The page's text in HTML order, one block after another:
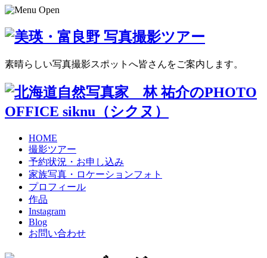
素晴らしい写真撮影スポットへ皆さんをご案内します。
HOME
撮影ツアー
予約状況・お申し込み
家族写真・ロケーションフォト
プロフィール
作品
Instagram
Blog
お問い合わせ